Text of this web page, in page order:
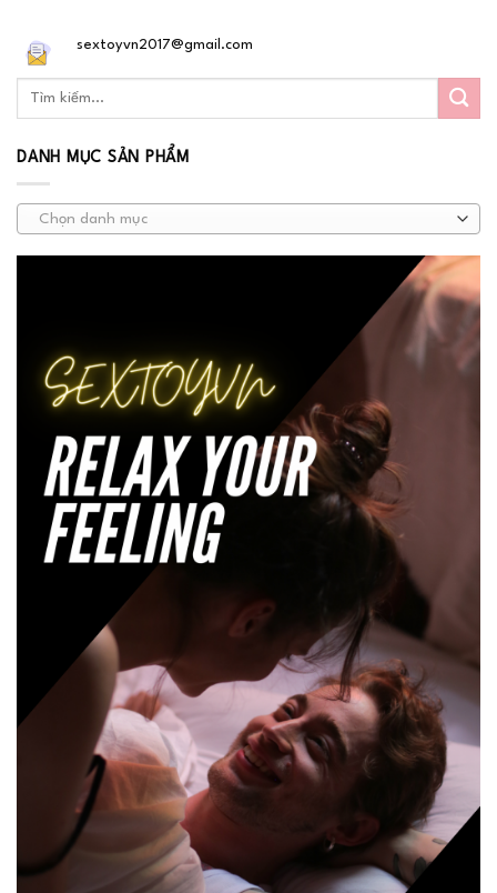
sextoyvn2017@gmail.com
DANH MỤC SẢN PHẨM
Chọn danh mục